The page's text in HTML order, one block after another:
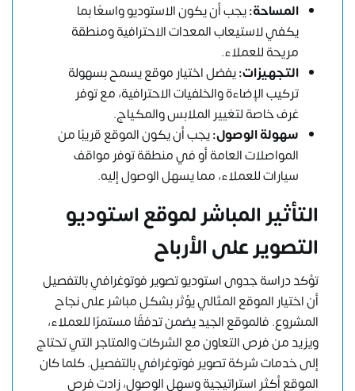
المساحة:يجب أن يكون الاستوديو واسعًا بما
يكفي لاستيعاب المعدات الاحترافية ومنطقة
مريحة للعملاء.
التجهيزات:يفضل اختيار موقع يسمح بسهولة
تركيب الإضاءة والخلفيات الاحترافية، مع توفر
غرف خاصة لتغيير الملابس والمكياج.
سهولة الوصول:يجب أن يكون الموقع قريبًا من
المواصلات العامة أو في منطقة توفر مواقف
سيارات للعملاء، مما يسهل الوصول إليه.
التأثير المباشر لموقع استوديو
التصوير على الأرباح
تؤكددراسة جدوىاستوديو تصوير فوتوغرافي بالتفصيل
أن اختيار الموقع المثالي يؤثر بشكل مباشر على نجاح
المشروع. فالموقع الجيد يضمن تدفقًا مستمرًا للعملاء،
ويزيد من فرص التعاون مع الشركات والمتاجر التي تحتاج
إلى خدمات شركة تصوير فوتوغرافي بالتفصيل. كلما كان
الموقع أكثر استراتيجية وسهل الوصول، زادت فرص